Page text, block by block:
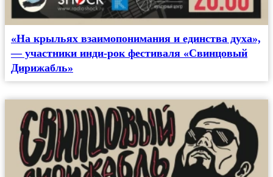
«На крыльях взаимопонимания и единства духа»,
— участники инди-рок фестиваля «Свинцовый
Дирижабль»